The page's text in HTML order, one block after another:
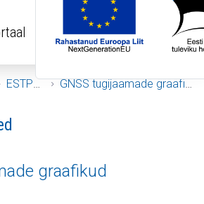
ESTPOS GNSS tugijaamade graafikud
graafikud